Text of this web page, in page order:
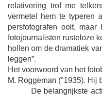
relativering trof me
vermetel hem te typeren
persfotografen ooit,
fotojournalisten rusteloze
hollen om de dramatiek
leggen”.
Het voorwoord van het
M. Roggeman (°1935). Hij
De belangrijkste